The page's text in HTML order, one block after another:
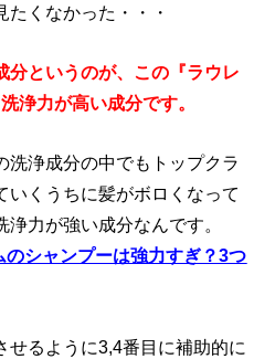
くなかった・・・
分というのが、この『ラウレ
浄力が高い成分です。
洗浄成分の中でもトップクラ
いくうちに髪がボロくなって
力が強い成分なんです。
シャンプーは強力すぎ？3つ
せるように3,4番目に補助的に